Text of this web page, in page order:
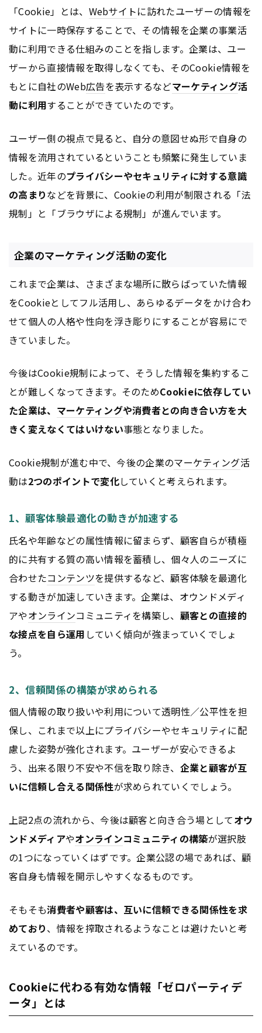
「Cookie」とは、 Webサイトに訪れたユーザーの情報を
サイトに一時保存することで、その情報を企業の事業活
動に利用できる仕組みのことを指します。企業は、ユー
ザーから直接情報を取得しなくても、そのCookie情報を
もとに自社のWeb広告を表示するなどマーケティング活
動に利用することができていたのです。
ユーザー側の視点で見ると、自分の意図せぬ形で自身の
情報を流用されているということも頻繁に発生していま
した。近年のプライバシーやセキュリティに対する意識
の高まりなどを背景に、Cookieの利用が制限される「法
規制」と「ブラウザによる規制」が進んでいます。
企業のマーケティング活動の変化
これまで企業は、さまざまな場所に散らばっていた情報
をCookieとしてフル活用し、あらゆるデータをかけ合わ
せて個人の人格や性向を浮き彫りにすることが容易にで
きていました。
今後はCookie規制によって、そうした情報を集約するこ
とが難しくなってきます。そのためCookieに依存してい
た企業は、 マーケティングや消費者との向き合い方を大
きく変えなくてはいけない事態となりました。
Cookie規制が進む中で、今後の企業のマーケティング活
動は2つのポイントで変化していくと考えられます。
1、顧客体験最適化の動きが加速する
氏名や年齢などの属性情報に留まらず、顧客自らが積極
的に共有する質の高い情報を蓄積し、個々人のニーズに
合わせたコンテンツを提供するなど、顧客体験を最適化
する動きが加速していきます。企業は、オウンドメディ
アやオンラインコミュニティを構築し、 顧客との直接的
な接点を自ら運用 していく傾向が強まっていくでしょ
う。
2、信頼関係の構築が求められる
個人情報の取り扱いや利用について透明性／公平性を担
保し、これまで以上にプライバシーやセキュリティに配
慮した姿勢が強化されます。ユーザーが安心できるよ
う、出来る限り不安や不信を取り除き、 企業と顧客が互
いに信頼し合える関係性が求められていくでしょう。
上記2点の流れから、今後は顧客と向き合う場としてオウ
ンドメディアやオンラインコミュニティの構築が選択肢
の1つになっていくはずです。企業公認の場であれば、顧
客自身も情報を開示しやすくなるものです。
そもそも消費者や顧客は、互いに信頼できる関係性を求
めており、情報を搾取されるようなことは避けたいと考
えているのです。
Cookieに代わる有効な情報「ゼロパーティデ
ータ」とは